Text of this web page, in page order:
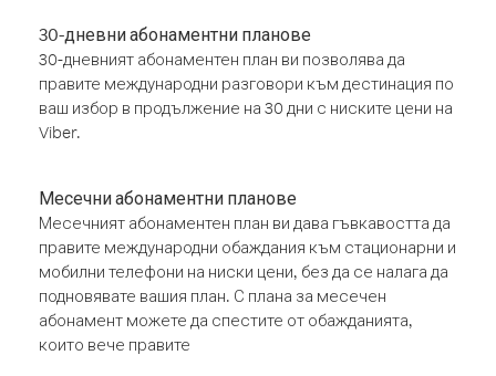
30-дневни абонаментни планове
30-дневният абонаментен план ви позволява да
правите международни разговори към дестинация по
ваш избор в продължение на 30 дни с ниските цени на
Viber.
Месечни абонаментни планове
Месечният абонаментен план ви дава гъвкавостта да
правите международни обаждания към стационарни и
мобилни телефони на ниски цени, без да се налага да
подновявате вашия план. С плана за месечен
абонамент можете да спестите от обажданията,
които вече правите